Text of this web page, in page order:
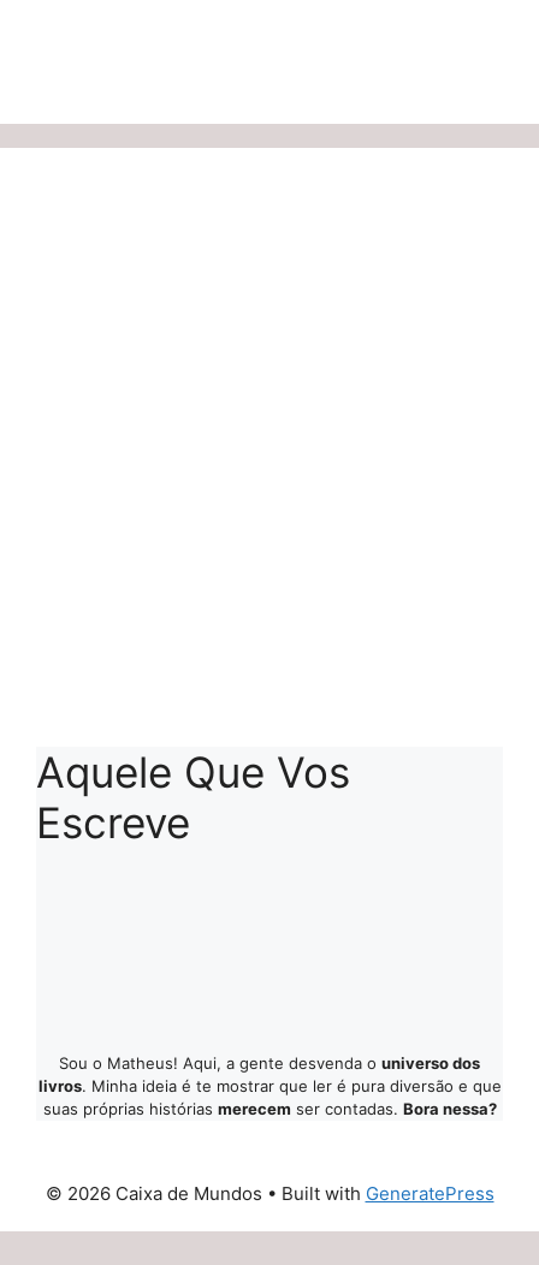
Aquele Que Vos
Escreve
Sou o Matheus! Aqui, a gente desvenda o universo dos
livros. Minha ideia é te mostrar que ler é pura diversão e que
suas próprias histórias merecem ser contadas. Bora nessa?
© 2026 Caixa de Mundos • Built with GeneratePress